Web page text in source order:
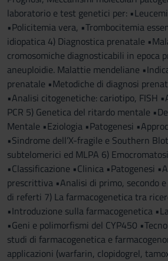
laboratorio e test genetici per:
•Policitemia vera, •Trombocitemia
idiopatica 4) Diagnostica prenatale
cromosomiche diagnosticabili in epoca
aneuploidie. Malattie mendeliane
prenatale •Metodiche di diagnosi
•Analisi citogenetiche: cariotipo, FISH
PCR 5) Genetica del ritardo mentale
Mentale •Eziologia •Patogenesi
•Sindrome dell’X-fragile e Southern
subtelomerici ed MLPA 6)
•Classificazione •Clinica •Patogenesi
prescrittiva •Analisi di primo, secondo
di referti 7) La farmacogenetica tra
•Introduzione sulla farmacogenetica
•Geni e polimorfismi del CYP450
studi di farmacogenetica e
applicazioni (warfarin, clopidogrel,